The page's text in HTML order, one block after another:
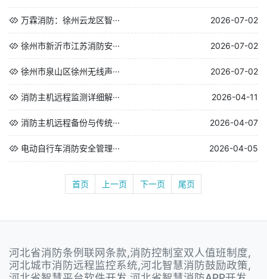
万霖消防：徐州云龙区智··· 2026-07-02
徐州市新沂市江苏消防安··· 2026-07-02
徐州市泉山区徐州无线声··· 2026-07-02
消防主机远程监测详细解··· 2026-04-11
消防主机远程备份与传统··· 2026-04-07
电动自行车消防安全管理··· 2026-04-05
首页 上一页 下一页 尾页
河北省消防条例联网条款,消防控制室双人值班制度,
河北城市消防远程监控系统,河北智慧消防鼓励政策,